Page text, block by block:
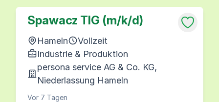
Spawacz TIG (m/k/d)
Hameln
Vollzeit
Industrie & Produktion
persona service AG & Co. KG,
Niederlassung Hameln
Vor 7 Tagen